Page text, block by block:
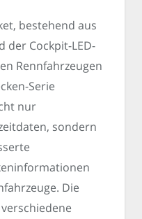
bestehend aus
der Cockpit-LED-
Rennfahrzeugen
Serie
nur
sondern
Die